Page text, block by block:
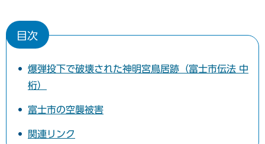
目次
爆弾投下で破壊された神明宮鳥居跡（富士市伝法 中
桁）
富士市の空襲被害
関連リンク